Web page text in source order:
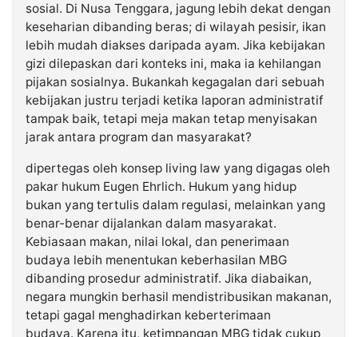
sosial. Di Nusa Tenggara, jagung lebih dekat dengan
keseharian dibanding beras; di wilayah pesisir, ikan
lebih mudah diakses daripada ayam. Jika kebijakan
gizi dilepaskan dari konteks ini, maka ia kehilangan
pijakan sosialnya. Bukankah kegagalan dari sebuah
kebijakan justru terjadi ketika laporan administratif
tampak baik, tetapi meja makan tetap menyisakan
jarak antara program dan masyarakat?
dipertegas oleh konsep living law yang digagas oleh
pakar hukum Eugen Ehrlich. Hukum yang hidup
bukan yang tertulis dalam regulasi, melainkan yang
benar-benar dijalankan dalam masyarakat.
Kebiasaan makan, nilai lokal, dan penerimaan
budaya lebih menentukan keberhasilan MBG
dibanding prosedur administratif. Jika diabaikan,
negara mungkin berhasil mendistribusikan makanan,
tetapi gagal menghadirkan keberterimaan
budaya. Karena itu, ketimpangan MBG tidak cukup